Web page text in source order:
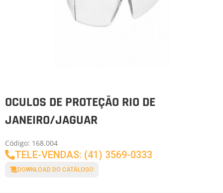
OCULOS DE PROTEÇÃO RIO DE
JANEIRO/JAGUAR
Código: 168.004
TELE-VENDAS: (41) 3569-0333
DOWNLOAD DO CATÁLOGO